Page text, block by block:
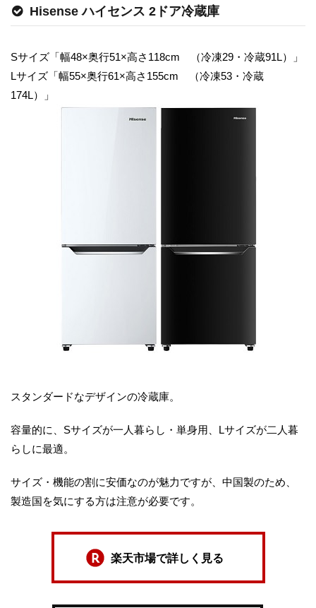
Hisense ハイセンス 2ドア冷蔵庫
Sサイズ「幅48×奥行51×高さ118cm （冷凍29・冷蔵91L）」
Lサイズ「幅55×奥行61×高さ155cm （冷凍53・冷蔵
174L）」
スタンダードなデザインの冷蔵庫。
容量的に、Sサイズが一人暮らし・単身用、Lサイズが二人暮
らしに最適。
サイズ・機能の割に安価なのが魅力ですが、中国製のため、
製造国を気にする方は注意が必要です。
楽天市場で詳しく見る